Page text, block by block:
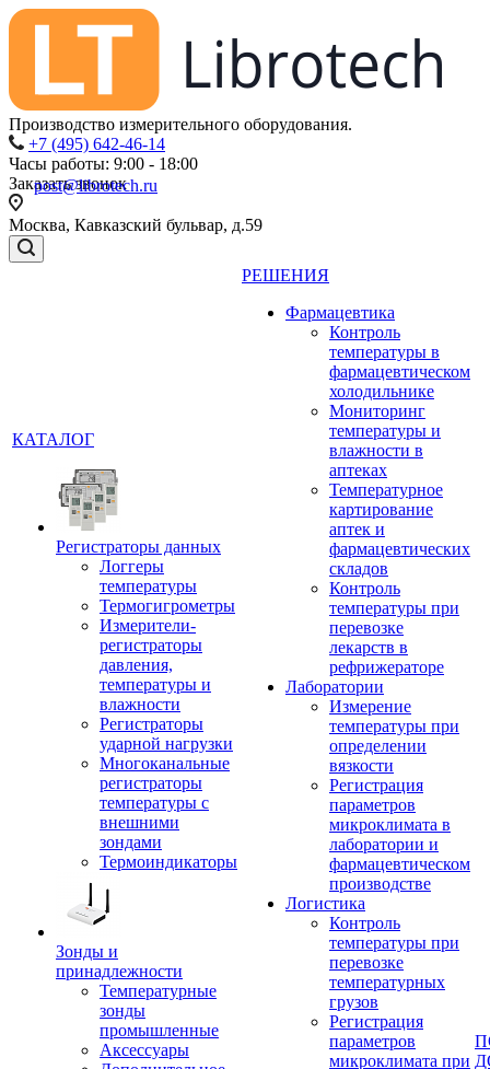
Производство измерительного оборудования.
+7 (495) 642-46-14
Часы работы: 9:00 - 18:00
post@librotech.ru
Заказать звонок
Москва, Кавказский бульвар, д.59
КАТАЛОГ
Регистраторы данных
Логгеры
температуры
Термогигрометры
Измерители-
регистраторы
давления,
температуры и
влажности
Регистраторы
ударной нагрузки
Многоканальные
регистраторы
температуры с
внешними
зондами
Термоиндикаторы
Зонды и
принадлежности
Температурные
зонды
промышленные
Аксессуары
РЕШЕНИЯ
Фармацевтика
Контроль
температуры в
фармацевтическом
холодильнике
Мониторинг
температуры и
влажности в
аптеках
Температурное
картирование
аптек и
фармацевтических
складов
Контроль
температуры при
перевозке
лекарств в
рефрижераторе
Лаборатории
Измерение
температуры при
определении
вязкости
Регистрация
параметров
микроклимата в
лаборатории и
фармацевтическом
производстве
Логистика
Контроль
температуры при
перевозке
температурных
грузов
Регистрация
параметров
микроклимата при